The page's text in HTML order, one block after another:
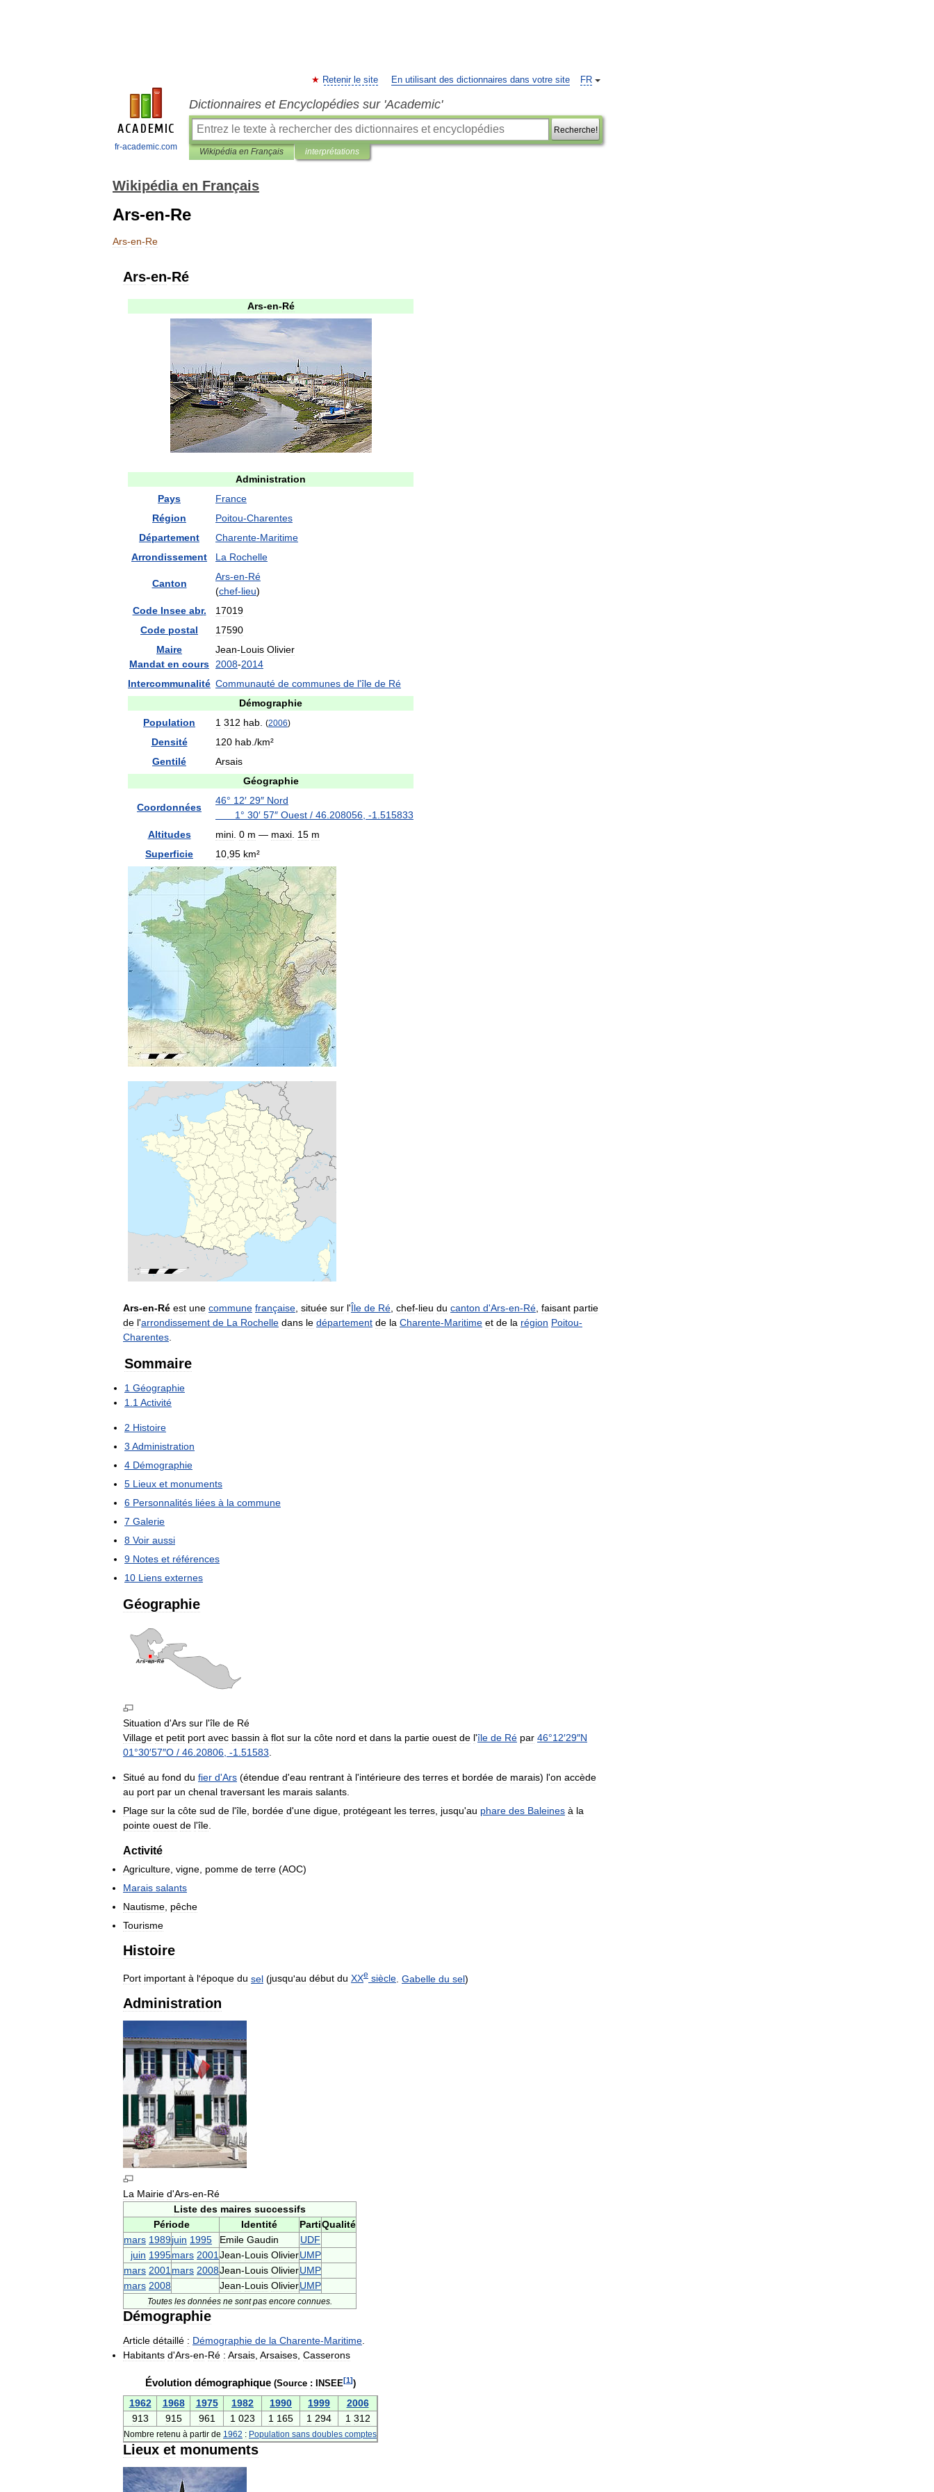
fr-academic.com
FR
Retenir le site En utilisant des dictionnaires dans votre site
Dictionnaires et Encyclopédies sur 'Academic'
Recherche!
Wikipédia en Français interprétations
Wikipédia en Français
Ars-en-Re
Ars-en-Re
Ars-en-Ré
Ars-en-Ré
Administration
Pays
France
Région
Poitou-Charentes
Département
Charente-Maritime
Arrondissement
La Rochelle
Canton
Ars-en-Ré
(chef-lieu)
Code Insee abr.
17019
Code postal
17590
Maire
Mandat en cours
Jean-Louis Olivier
2008-2014
Intercommunalité Communauté de communes de l'île de Ré
Démographie
Population
1 312 hab (2006)
Densité 120 hab ./km²
Gentilé
Arsais
Géographie
Coordonnées
46° 12′ 29″ Nord
1 ° 30′ 57″ Ouest / 46 208056 -1 515833
Altitudes
mini 0 m — maxi 15 m
Superficie
10 95 km²
Ars-en-Ré est une commune française située sur l'Île de Ré chef-lieu du canton d'Ars-en-Ré faisant partie
de l'arrondissement de La Rochelle dans le département de la Charente-Maritime et de la région Poitou-
Charentes
Sommaire
1 Géographie
1 1 Activité
2 Histoire
3 Administration
4 Démographie
5 Lieux et monuments
6 Personnalités liées à la commune
7 Galerie
8 Voir aussi
9 Notes et références
10 Liens externes
Géographie
Situation d'Ars sur l'île de Ré
Village et petit port avec bassin à flot sur la côte nord et dans la partie ouest de l'île de Ré par 46°12′29″N
01 °30′57″O / 46 20806 -1 51583
Situé au fond du fier d'Ars (étendue d'eau rentrant à l'intérieure des terres et bordée de marais) l'on accède
au port par un chenal traversant les marais salants
Plage sur la côte sud de l'île bordée d'une digue protégeant les terres jusqu'au phare des Baleines à la
pointe ouest de l'île
Activité
Agriculture vigne pomme de terre (AOC)
Marais salants
Nautisme pêche
Tourisme
Histoire
Port important à l'époque du sel (jusqu'au début du XXe siècle Gabelle du sel)
Administration
La Mairie d'Ars-en-Ré
Liste des maires successifs
Période
Identité PartiQualité
mars 1989juin 1995 Emile Gaudin
UDF
juin 1995mars 2001 Jean-Louis OlivierUMP
mars 2001 mars 2008Jean-Louis OlivierUMP
mars 2008 Jean-Louis OlivierUMP
Toutes les données ne sont pas encore connues
Démographie
Article détaillé : Démographie de la Charente-Maritime
Habitants d'Ars-en-Ré : Arsais Arsaises Casserons
Évolution démographique (Source : INSEE[1])
1962 1968 1975 1982 1990 1999
2006
913
915 961 1 023 1 165 1 294 1 312
Nombre retenu à partir de 1962 : Population sans doubles comptes
Lieux et monuments